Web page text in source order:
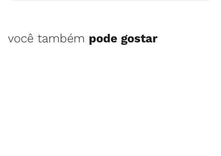
você também pode gostar